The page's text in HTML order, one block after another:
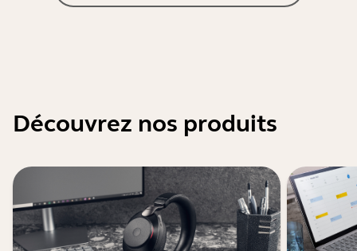
Découvrez nos produits